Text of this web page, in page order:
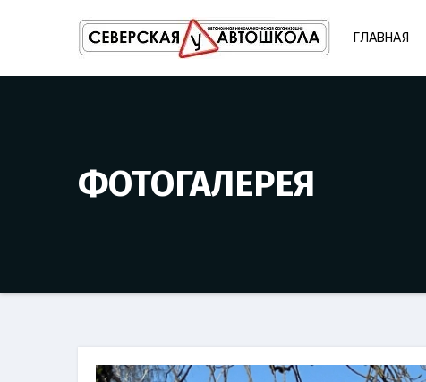
содержимому
ГЛАВНАЯ
ФОТОГАЛЕРЕЯ